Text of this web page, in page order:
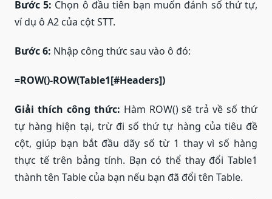
Bước 5: Chọn ô đầu tiên bạn muốn đánh số thứ tự,
ví dụ ô A2 của cột STT.
Bước 6: Nhập công thức sau vào ô đó:
=ROW()-ROW(Table1[#Headers])
Giải thích công thức: Hàm ROW() sẽ trả về số thứ
tự hàng hiện tại, trừ đi số thứ tự hàng của tiêu đề
cột, giúp bạn bắt đầu dãy số từ 1 thay vì số hàng
thực tế trên bảng tính. Bạn có thể thay đổi Table1
thành tên Table của bạn nếu bạn đã đổi tên Table.